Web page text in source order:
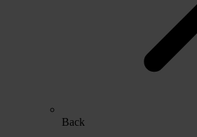
Back